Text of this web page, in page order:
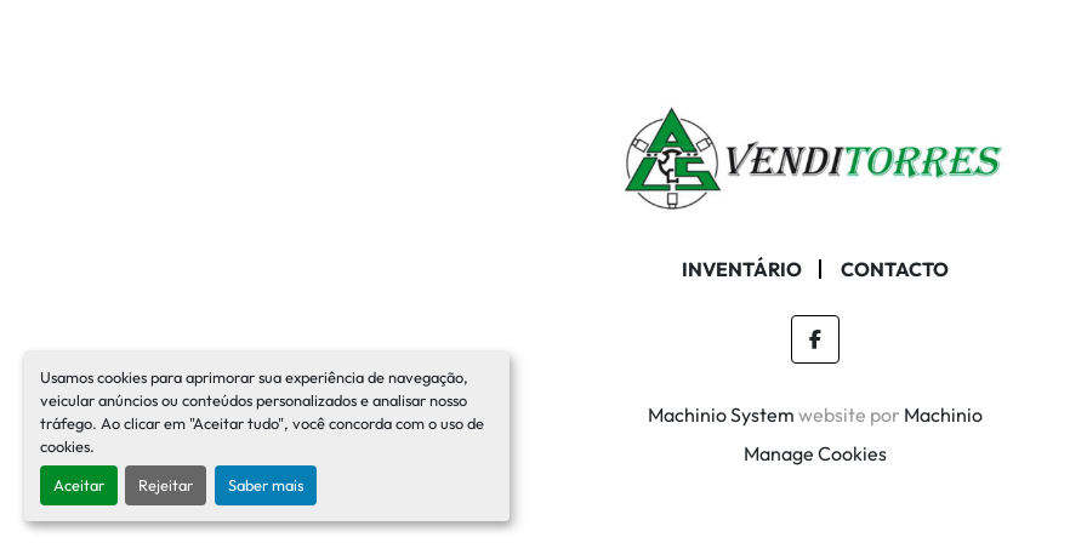
Usamos cookies para aprimorar sua experiência de navegação,
veicular anúncios ou conteúdos personalizados e analisar nosso
tráfego. Ao clicar em "Aceitar tudo", você concorda com o uso de
cookies.
Aceitar Rejeitar Saber mais
INVENTÁRIO CONTACTO
facebook
Machinio System website por Machinio
Manage Cookies